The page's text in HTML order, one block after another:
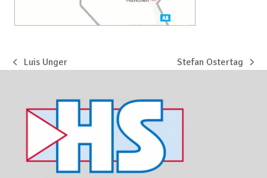
vorheriger
Luis Unger
Nächster
Stefan Ostertag